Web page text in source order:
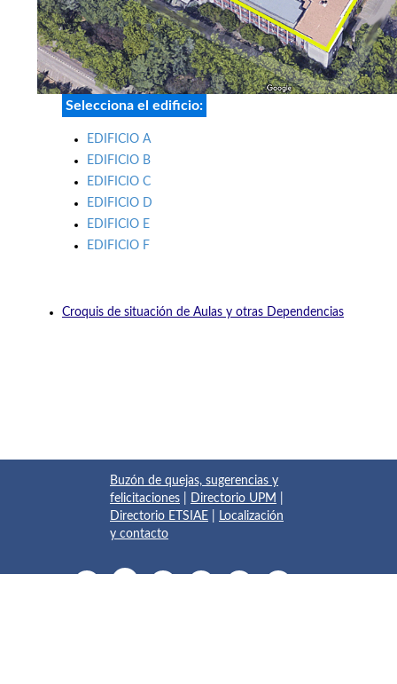
Selecciona el edificio:
EDIFICIO A
EDIFICIO B
EDIFICIO C
EDIFICIO D
EDIFICIO E
EDIFICIO F
Croquis de situación de Aulas y otras Dependencias
Buzón de quejas, sugerencias y
felicitaciones
Directorio UPM
Directorio ETSIAE
Localización
y contacto